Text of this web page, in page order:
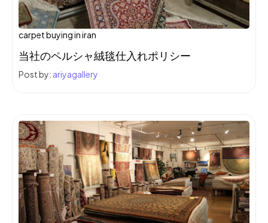
carpet buying in iran
当社のペルシャ絨毯仕入れポリシー
Post by: ariyagallery